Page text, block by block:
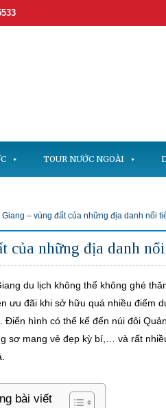
TOUR NƯỚC NGOÀI
Giang – vùng đất của những địa danh nổi
của những địa danh
du lịch không thể không ghé
ưu đãi khi sở hữu quá nhiều điểm
Điển hình có thể kể đến núi đôi
sơ mang vẻ đẹp kỳ bí,… và rất
bài viết